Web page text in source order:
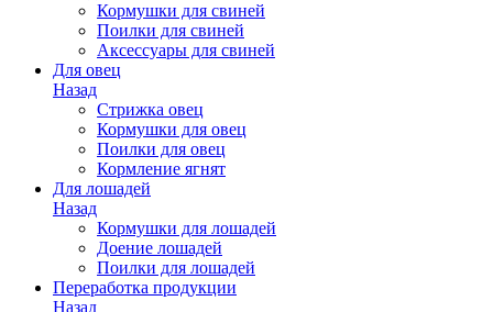
Кормушки для свиней
Поилки для свиней
Аксессуары для свиней
Для овец
Назад
Стрижка овец
Кормушки для овец
Поилки для овец
Кормление ягнят
Для лошадей
Назад
Кормушки для лошадей
Доение лошадей
Поилки для лошадей
Переработка продукции
Назад